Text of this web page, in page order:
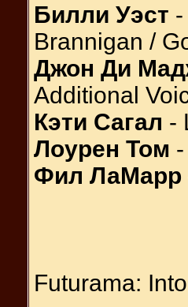
Билли Уэст
Brannigan /
Джон Ди
Additional
Кэти Сагал -
Лоурен Том
Фил ЛаМарр
Futurama: